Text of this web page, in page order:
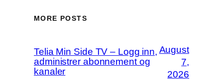
MORE POSTS
Telia Min Side TV – Logg inn,
administrer abonnement og
kanaler
August
7,
2026